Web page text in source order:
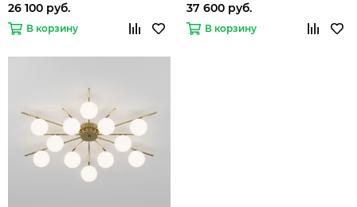
26 100 руб.
В корзину
37 600 руб.
В корзину